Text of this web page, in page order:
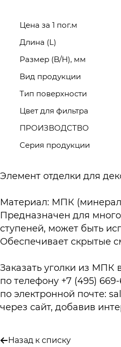
Цена за 1 пог.м
Длина (L)
Размер (B/H), мм
Вид продукции
Тип поверхности
Цвет для фильтра
ПРОИЗВОДСТВО
Серия продукции
Элемент отделки для
Материал: МПК
Предназначен для
ступеней, может быть
Обеспечивает скрытые
Заказать уголки из
по телефону +7 (495)
по электронной почте:
через сайт, добавив
Назад к списку